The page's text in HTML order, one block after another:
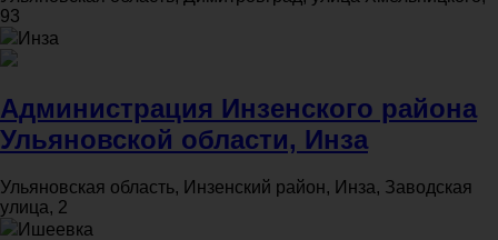
93
Инза
Администрация Инзенского района
Ульяновской области, Инза
Ульяновская область, Инзенский район, Инза, Заводская
улица, 2
Ишеевка